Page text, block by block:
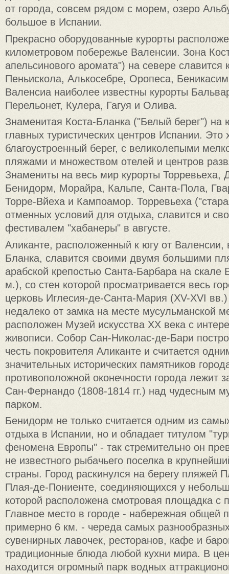
от города, совсем рядом с морем, озеро
большое в Испании.
Прекрасно оборудованные курорты
километровом побережье Валенсии. Зона
апельсинового аромата") на севере славится
Пеньискола, Алькосебре, Оропеса,
Валенсиа наиболее известны курорты
Перельонет, Кулера, Гагуя и Олива.
Знаменитая Коста-Бланка ("Белый берег") на
главных туристических центров Испании. Это
благоустроенный берег, с великолепыми
пляжами и множеством отелей и центров
Знамениты на весь мир курорты Торревьеха,
Бенидорм, Морайра, Кальпе, Санта-Пола,
Торре-Вйеха и Кампоамор. Торревьеха
отменных условий для отдыха, славится и
фестивалем "хабанеры" в августе.
Аликанте, расположенный к югу от Валенсии,
Бланка, славится своими двумя большими
арабской крепостью Санта-Барбара на скале
м.), со стен которой просматривается весь
церковь Иглесия-де-Санта-Мария (XV-XVI
недалеко от замка на месте мусульманской
расположен Музей искусства XX века с
живописи. Собор Сан-Николас-де-Бари
честь покровителя Аликанте и считается
значительных исторических памятников
противоположной оконечности города лежит
Сан-Фернандо (1808-1814 гг.) над чудесным
парком.
Бенидорм не только считается одним из
отдыха в Испании, но и обладает титулом
феномена Европы" - так стремительно он
не известного рыбачьего поселка в
страны. Город раскинулся на берегу пляжей
Плая-де-Пониенте, соединяющихся у
которой расположена смотровая площадка с
Главное место в городе - набережная общей
примерно 6 км. - череда самых
сувенирных лавочек, ресторанов, кафе и
традиционные блюда любой кухни мира. В
находится огромный парк водных